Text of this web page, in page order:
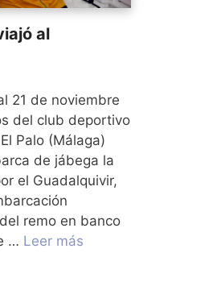
al
21 de noviembre
del club deportivo
Palo (Málaga)
de jábega la
el Guadalquivir,
remo en banco
… Leer más